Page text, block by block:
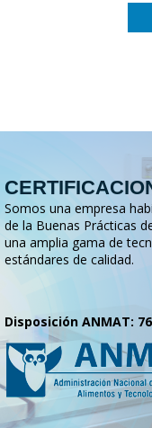
Somos una empresa
de la Buenas Prácticas
una amplia gama de
estándares de calidad.
Disposición ANMAT: